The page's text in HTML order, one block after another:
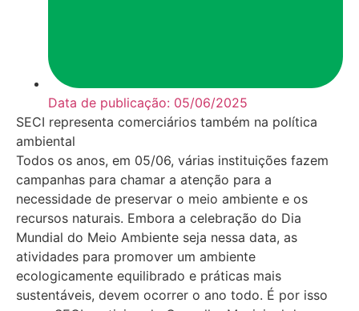
Data de publicação: 05/06/2025
SECI representa comerciários também na política
ambiental
Todos os anos, em 05/06, várias instituições fazem
campanhas para chamar a atenção para a
necessidade de preservar o meio ambiente e os
recursos naturais. Embora a celebração do Dia
Mundial do Meio Ambiente seja nessa data, as
atividades para promover um ambiente
ecologicamente equilibrado e práticas mais
sustentáveis, devem ocorrer o ano todo. É por isso